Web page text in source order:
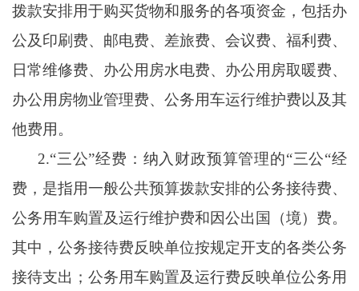
拨款安排用于购买货物和服务的各项资金，包括办
公及印刷费、邮电费、差旅费、会议费、福利费、
日常维修费、办公用房水电费、办公用房取暖费、
办公用房物业管理费、公务用车运行维护费以及其
他费用。
2.“三公”经费：纳入财政预算管理的“三公“经
费，是指用一般公共预算拨款安排的公务接待费、
公务用车购置及运行维护费和因公出国（境）费。
其中，公务接待费反映单位按规定开支的各类公务
接待支出；公务用车购置及运行费反映单位公务用